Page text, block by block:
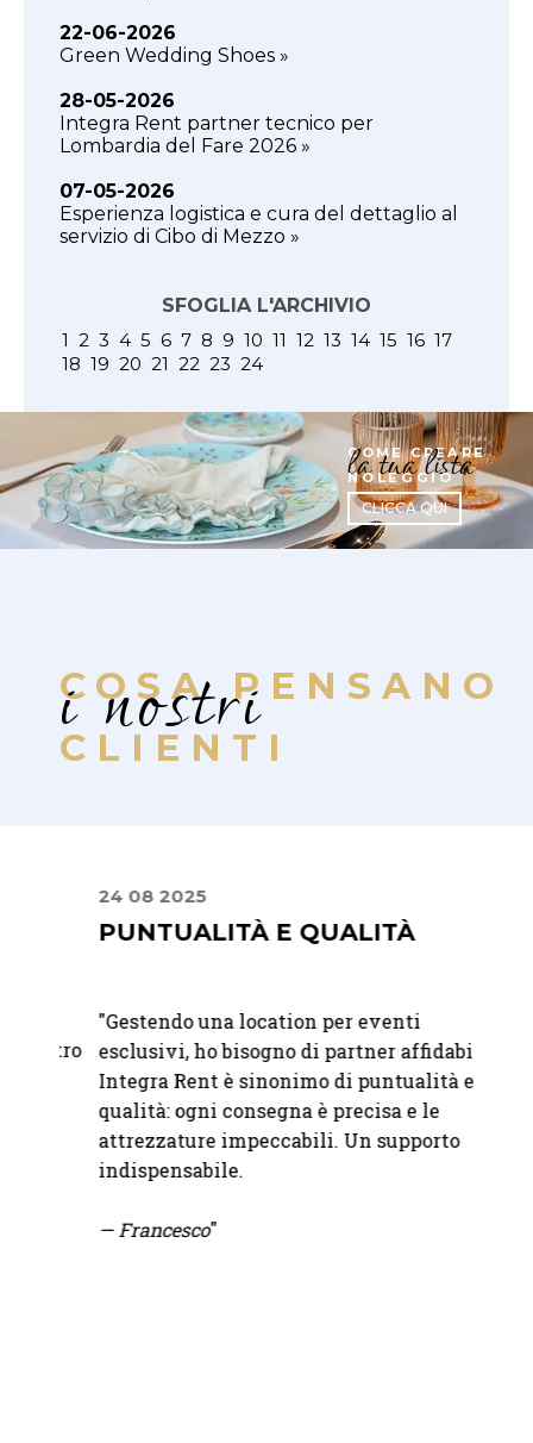
22-06-2026
Green Wedding Shoes »
28-05-2026
Integra Rent partner tecnico per
Lombardia del Fare 2026 »
07-05-2026
Esperienza logistica e cura del dettaglio al
servizio di Cibo di Mezzo »
SFOGLIA L'ARCHIVIO
1 2 3 4 5 6 7 8 9 10 11 12 13 14 15 16 17
18 19 20 21 22 23 24
COME CREARE
la tua lista
NOLEGGIO
CLICCA QUI
COSA PENSANO
i nostri
CLIENTI
24 08 2025
PUNTUALITÀ E QUALITÀ
Gestendo una location per eventi
esclusivi, ho bisogno di partner affidabili.
Integra Rent è sinonimo di puntualità e
qualità: ogni consegna è precisa e le
attrezzature impeccabili. Un supporto
indispensabile.
— Francesco"